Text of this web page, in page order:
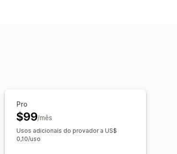
Pro
$99/mês
Usos adicionais do provador a US$
0,10/uso